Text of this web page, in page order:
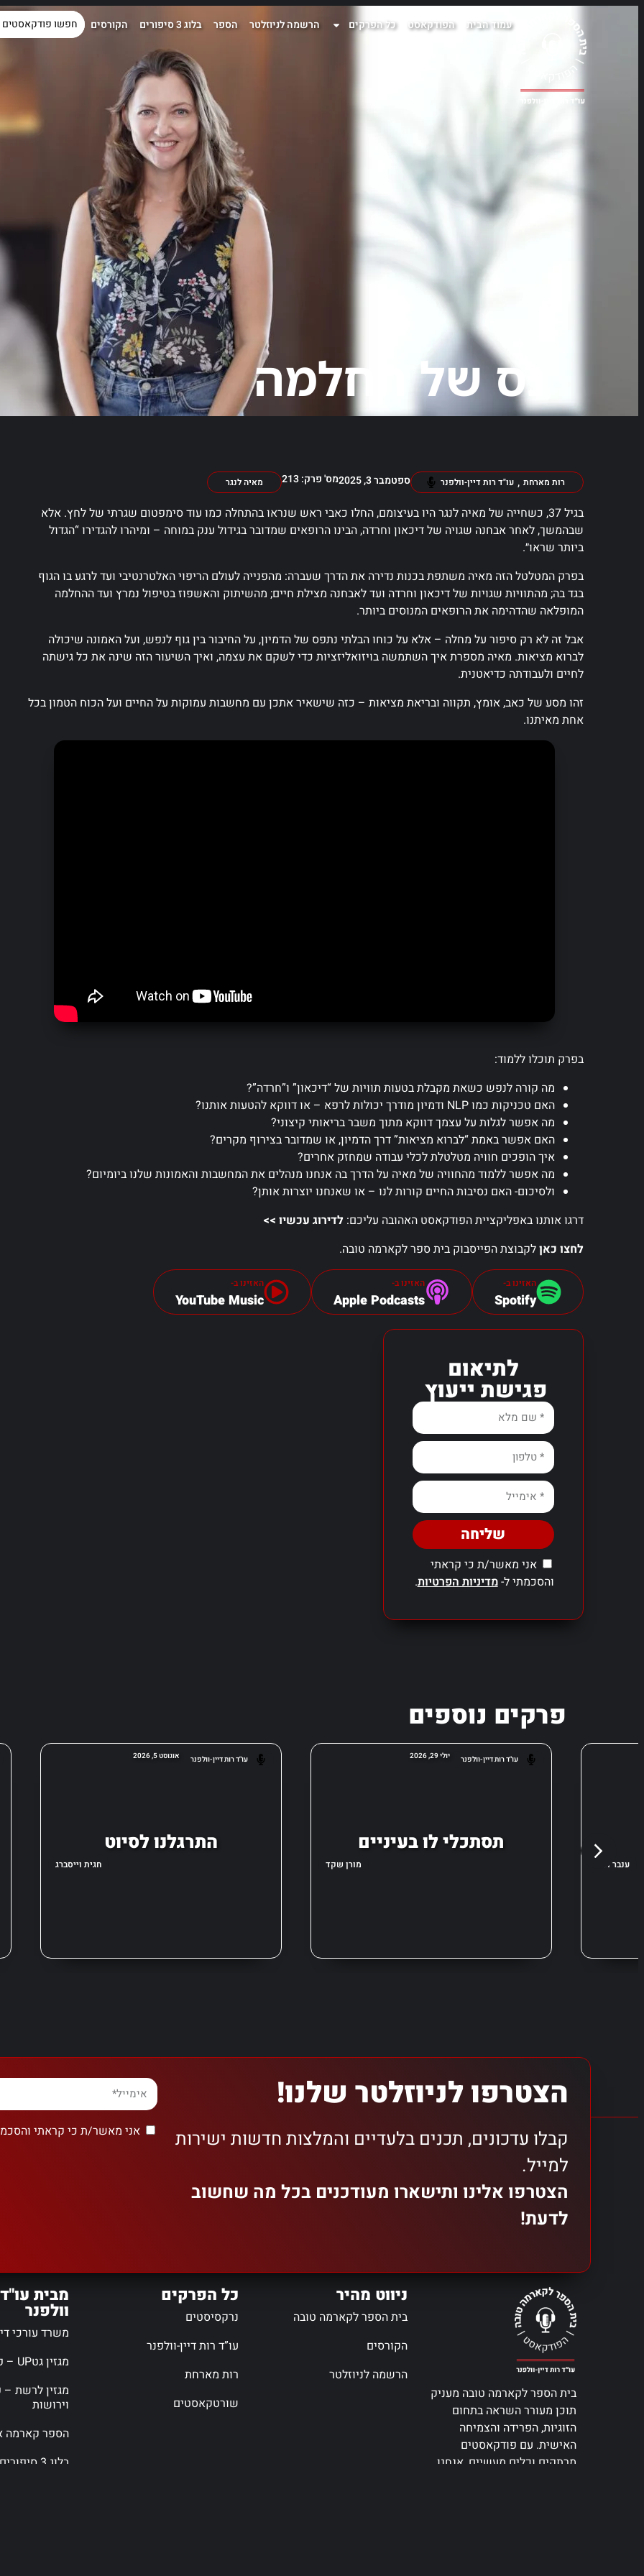
עמוד הבית הפודקאסט כל הפרקים הרשמה לניוזלטר הספר בלוג 3 סיפורים הקורסים
נס של החלמה
לתיאום
פגישת ייעוץ
אני מאשר/ת כי קראתי
והסכמתי ל-מדיניות הפרטיות.
שליחה
עו"ד רות דיין-וולפנר , רות מארחת ספטמבר 3, 2025 מס' פרק: 213 מאיה לנגר
בגיל 37, כשחייה של מאיה לנגר היו בעיצומם, החלו כאבי ראש שנראו בהתחלה כמו עוד סימפטום שגרתי של לחץ. אלא
שבהמשך, לאחר אבחנה שגויה של דיכאון וחרדה, הבינו הרופאים שמדובר בגידול ענק במוחה – ומיהרו להגדירו “הגדול
ביותר שראו״.
בפרק המטלטל הזה מאיה משתפת בכנות נדירה את הדרך שעברה: מהפנייה לעולם הריפוי האלטרנטיבי ועד לרגע בו הגוף
בגד בה; מהתוויות שגויות של דיכאון וחרדה ועד לאבחנה מצילת חיים; מהשיתוק והאשפוז בטיפול נמרץ ועד ההחלמה
המופלאה שהדהימה את הרופאים המנוסים ביותר.
אבל זה לא רק סיפור על מחלה – אלא על כוחו הבלתי נתפס של הדמיון, על החיבור בין גוף לנפש, ועל האמונה שיכולה
לברוא מציאות. מאיה מספרת איך השתמשה בויזואליזציות כדי לשקם את עצמה, ואיך השיעור הזה שינה את כל גישתה
לחיים ולעבודתה כדיאטנית.
זהו מסע של כאב, אומץ, תקווה ובריאת מציאות – כזה שישאיר אתכן עם מחשבות עמוקות על החיים ועל הכוח הטמון בכל
אחת מאיתנו.
בפרק תוכלו ללמוד:
מה קורה לנפש כשאת מקבלת בטעות תוויות של “דיכאון” ו”חרדה”?
האם טכניקות כמו NLP ודמיון מודרך יכולות לרפא – או דווקא להטעות אותנו?
מה אפשר לגלות על עצמך דווקא מתוך משבר בריאותי קיצוני?⁠
האם אפשר באמת “לברוא מציאות” דרך הדמיון, או שמדובר בצירוף מקרים?
⁠איך הופכים חוויה מטלטלת לכלי עבודה שמחזק אחרים?
מה אפשר ללמוד מהחוויה של מאיה על הדרך בה אנחנו מנהלים את המחשבות והאמונות שלנו ביומיום?
⁠ולסיכום- האם נסיבות החיים קורות לנו – או שאנחנו יוצרות אותן?
דרגו אותנו באפליקציית הפודקאסט האהובה עליכם:לדירוג עכשיו >>
לחצו כאןלקבוצת הפייסבוק בית ספר לקארמה טובה.
האזינו ב-
Spotify
האזינו ב-
Apple Podcasts
האזינו ב-
YouTube Music
פרקים נוספים
עו"ד רות דיין-וולפנר אוגוסט 5, 2026
התרגלנו לסיוט
חגית וייסברג
עו"ד רות דיין-וולפנר יולי 29, 2026
תסתכלי לו בעיניים
מורן שקד ענבר ונגר
הצטרפו לניוזלטר שלנו!
קבלו עדכונים, תכנים בלעדיים והמלצות חדשות ישירות
למייל.
הצטרפו אלינו ותישארו מעודכנים בכל מה שחשוב
לדעת!
אני מאשר/ת כי קראתי
בית הספר לקארמה טובה מעניק
תוכן מעורר השראה בתחום
הזוגיות, הפרידה והצמיחה
האישית. עם פודקאסטים
מרתקים וכלים מעשיים, אנחנו
ניווט מהיר
בית הספר לקארמה טובה
הקורסים
הרשמה לניוזלטר
כל הפרקים
נרקסיסטים
עו”ד רות דיין-וולפנר
רות מארחת
שורטקאסטים
מבית
וולפנר
משרד עורכי
מגזין גטUP – פורטל גירושין
מגזין לרשת –
וירושות
הספר קארמה
בלוג 3 סיפורים